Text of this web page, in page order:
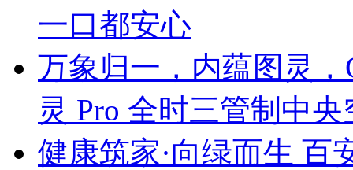
一口都安心
万象归一，内蕴图灵
灵 Pro 全时三管制中央
健康筑家·向绿而生 百